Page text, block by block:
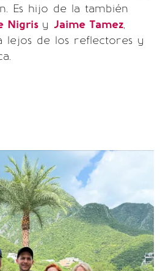
Es hijo de la también
Nigris y Jaime Tamez,
lejos de los reflectores y